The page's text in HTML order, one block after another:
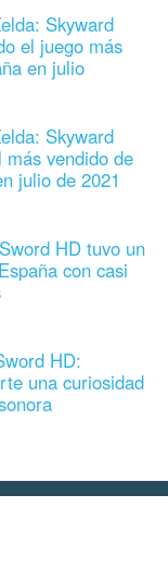
Skyward
el juego más
en julio
Skyward
vendido de
julio de 2021
HD tuvo un
con casi
HD:
una curiosidad